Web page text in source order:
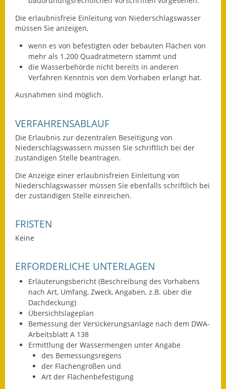
Abwassergebühr
Grundsteuerreform
Heiraten in Notzingen
Mitarbeiter
Notruftafel
Was erledige ich wo?
Leben
Baugebiete & Bauplätze
Bauwasser/Wasser/Abwasser
Bebauungspläne
Die erlaubnisfreie Einleitung von Niederschlagswasser
müssen Sie anzeigen,
wenn es von befestigten oder bebauten Flächen von
mehr als 1.200 Quadratmetern stammt und
die Wasserbehörde nicht bereits in anderen
Verfahren Kenntnis von dem Vorhaben erlangt hat.
Ausnahmen sind möglich.
VERFAHRENSABLAUF
Die Erlaubnis zur dezentralen Beseitigung von
Niederschlagswassern müssen Sie schriftlich bei der
zuständigen Stelle beantragen.
Die Anzeige einer erlaubnisfreien Einleitung von
Niederschlagswasser müssen Sie ebenfalls schriftlich bei
der zuständigen Stelle einreichen.
FRISTEN
Keine
ERFORDERLICHE UNTERLAGEN
Erläuterungsbericht (Beschreibung des Vorhabens
nach Art, Umfang, Zweck, Angaben, z.B. über die
Dachdeckung)
Übersichtslageplan
Bemessung der Versickerungsanlage nach dem DWA-
Arbeitsblatt A 138
Ermittlung der Wassermengen unter Angabe
des Bemessungsregens
der Flächengrößen und
Art der Flächenbefestigung